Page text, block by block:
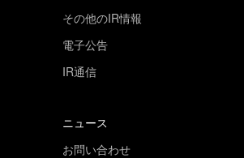
その他のIR情報
電子公告
IR通信
ニュース
お問い合わせ